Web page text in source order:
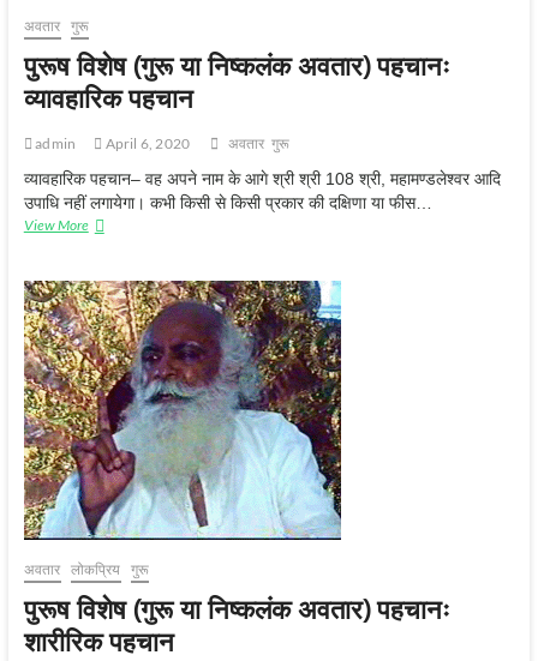
अवतार गुरू
पुरूष विशेष (गुरू या निष्कलंक अवतार) पहचानः
व्यावहारिक पहचान
admin April 6, 2020 अवतार गुरू
व्यावहारिक पहचान– वह अपने नाम के आगे श्री श्री 108 श्री, महामण्डलेश्वर आदि
उपाधि नहीं लगायेगा। कभी किसी से किसी प्रकार की दक्षिणा या फीस…
View Moreपुरूष
या
निष्कलंक
अवतार)
पहचानः
व्यावहारिक
पहचान
अवतार लोकप्रिय गुरू
पुरूष विशेष (गुरू या निष्कलंक अवतार) पहचानः
शारीरिक पहचान